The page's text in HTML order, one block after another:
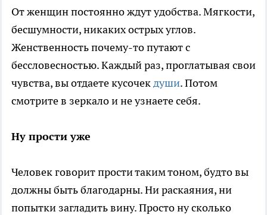
От женщин постоянно ждут удобства. Мягкости,
бесшумности, никаких острых углов.
Женственность почему-то путают с
бессловесностью. Каждый раз, проглатывая свои
чувства, вы отдаете кусочекдуши. Потом
смотрите в зеркало и не узнаете себя.
Ну прости уже
Человек говорит прости таким тоном, будто вы
должны быть благодарны. Ни раскаяния, ни
попытки загладить вину. Просто ну сколько